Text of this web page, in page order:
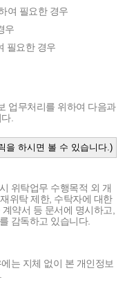
여 필요한 경우
우
필요한 경우
업무처리를 위하여 다음과
.
을 하시면 볼 수 있습니다.)
위탁업무 수행목적 외 개
위탁 제한, 수탁자에 대한
약서 등 문서에 명시하고,
감독하고 있습니다.
는 지체 없이 본 개인정보